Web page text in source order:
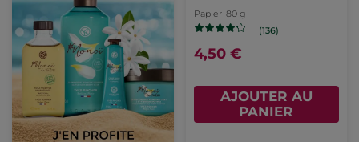
Papier 80 g
(136)
4,50 €
AJOUTER AU
PANIER